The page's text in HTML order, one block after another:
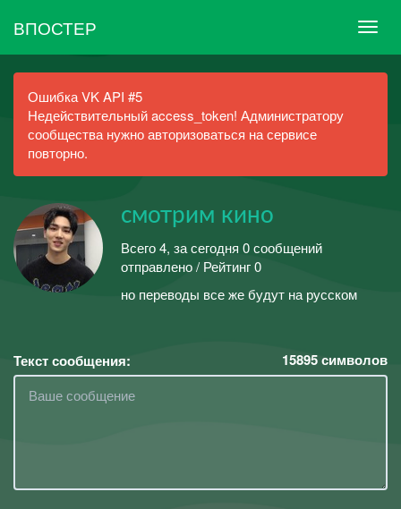
ВПОСТЕР
Ошибка VK API #5
Недействительный access_token! Администратору
сообщества нужно авторизоваться на сервисе
повторно.
смотрим кино
Всего 4, за сегодня 0 сообщений
отправлено / Рейтинг 0
но переводы все же будут на русском
Текст сообщения: 15895символов